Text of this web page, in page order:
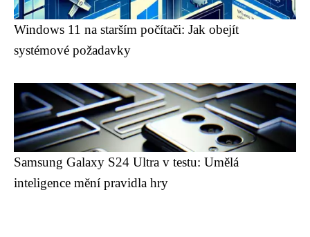
Windows 11 na starším počítači: Jak obejít
systémové požadavky
Samsung Galaxy S24 Ultra v testu: Umělá
inteligence mění pravidla hry